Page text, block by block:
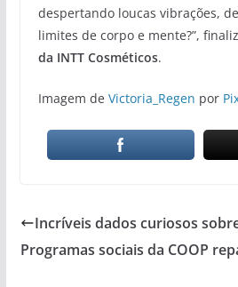
despertando loucas vibrações,
limites de corpo e mente?”,
da INTT Cosméticos.
Imagem de Victoria_Regen por
Incríveis dados curiosos
Programas sociais da COOP